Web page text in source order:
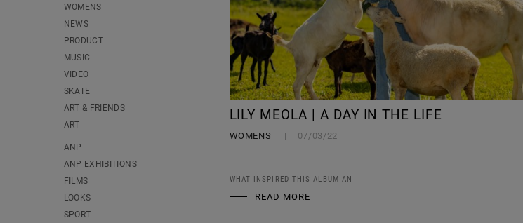
WOMENS
NEWS
PRODUCT
MUSIC
VIDEO
SKATE
ART & FRIENDS
ART
ANP
ANP EXHIBITIONS
FILMS
LOOKS
SPORT
LILY MEOLA | A DAY IN THE LIFE
WOMENS 07/03/22
WHAT INSPIRED THIS ALBUM AN
READ MORE